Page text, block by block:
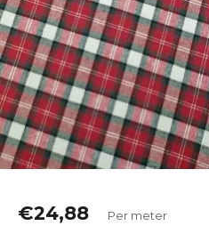
€24,88 Per meter